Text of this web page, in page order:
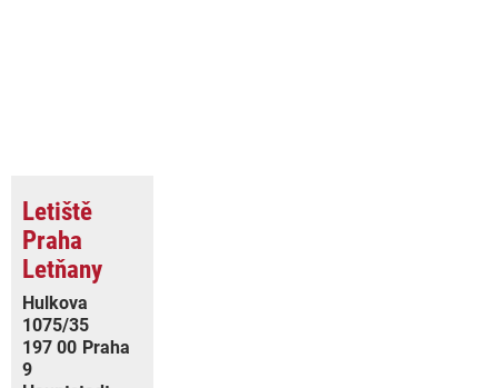
Letiště
Praha
Letňany
Hulkova
1075/35
197 00 Praha
9